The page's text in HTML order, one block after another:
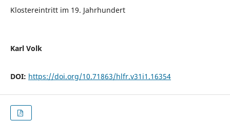
Klostereintritt im 19. Jahrhundert
Karl Volk
DOI: https://doi.org/10.71863/hlfr.v31i1.16354